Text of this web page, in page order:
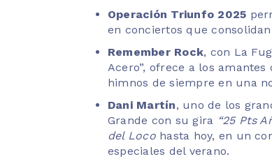
Operación Triunfo 2025
en conciertos que
Remember Rock, con La
Acero”, ofrece a los
himnos de siempre en una
Dani Martín, uno de los
Grande con su gira “25 Pts
del Locohasta hoy, en un
especiales del verano.